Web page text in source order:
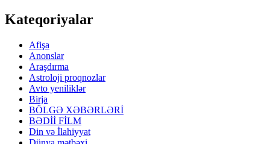
Kateqoriyalar
Afişa
Anonslar
Araşdırma
Astroloji proqnozlar
Avto yeniliklər
Birja
BÖLGƏ XƏBƏRLƏRİ
BƏDİİ FİLM
Din və İlahiyyat